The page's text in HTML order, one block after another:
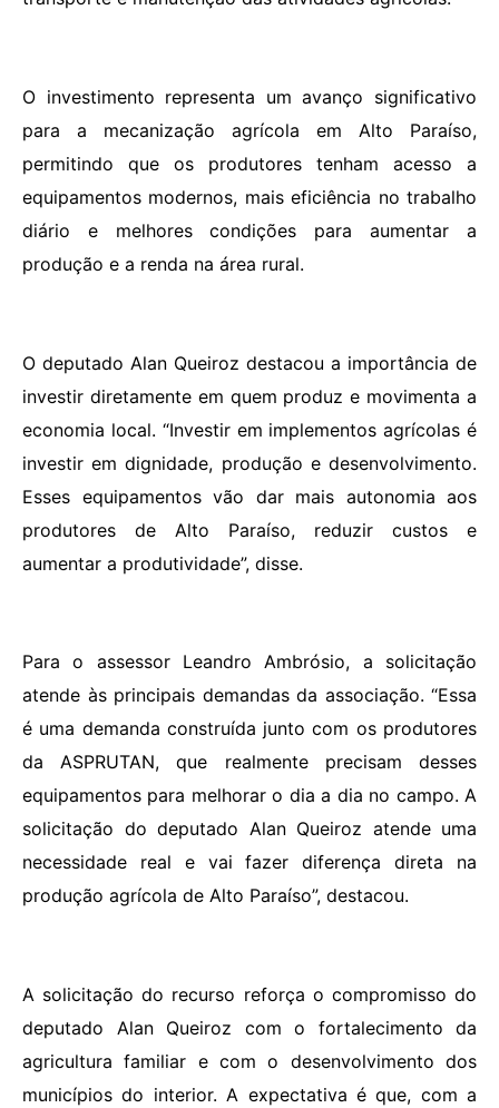
O investimento representa um avanço significativo
para a mecanização agrícola em Alto Paraíso,
permitindo que os produtores tenham acesso a
equipamentos modernos, mais eficiência no trabalho
diário e melhores condições para aumentar a
produção e a renda na área rural.
O deputado Alan Queiroz destacou a importância de
investir diretamente em quem produz e movimenta a
economia local. “Investir em implementos agrícolas é
investir em dignidade, produção e desenvolvimento.
Esses equipamentos vão dar mais autonomia aos
produtores de Alto Paraíso, reduzir custos e
aumentar a produtividade”, disse.
Para o assessor Leandro Ambrósio, a solicitação
atende às principais demandas da associação. “Essa
é uma demanda construída junto com os produtores
da ASPRUTAN, que realmente precisam desses
equipamentos para melhorar o dia a dia no campo. A
solicitação do deputado Alan Queiroz atende uma
necessidade real e vai fazer diferença direta na
produção agrícola de Alto Paraíso”, destacou.
A solicitação do recurso reforça o compromisso do
deputado Alan Queiroz com o fortalecimento da
agricultura familiar e com o desenvolvimento dos
municípios do interior. A expectativa é que, com a